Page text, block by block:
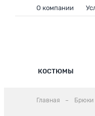
КОСТЮМЫ
О компании
Главная Брюки